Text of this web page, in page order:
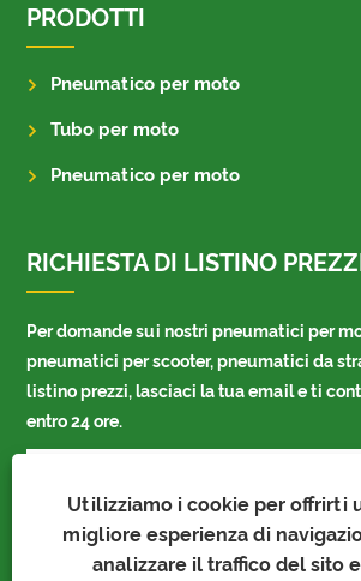
Utilizziamo i cookie per offrirti
migliore esperienza di
analizzare il traffico del sito e
PRODOTTI
Pneumatico per moto
Tubo per moto
Pneumatico per moto
RICHIESTA DI LISTINO
Per domande sui nostri pneumatici per
pneumatici per scooter, pneumatici da
listino prezzi, lasciaci la tua email e ti
entro 24 ore.